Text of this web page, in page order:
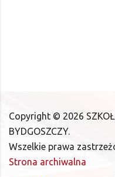
Copyright © 2026
BYDGOSZCZY.
Wszelkie prawa
Strona archiwalna